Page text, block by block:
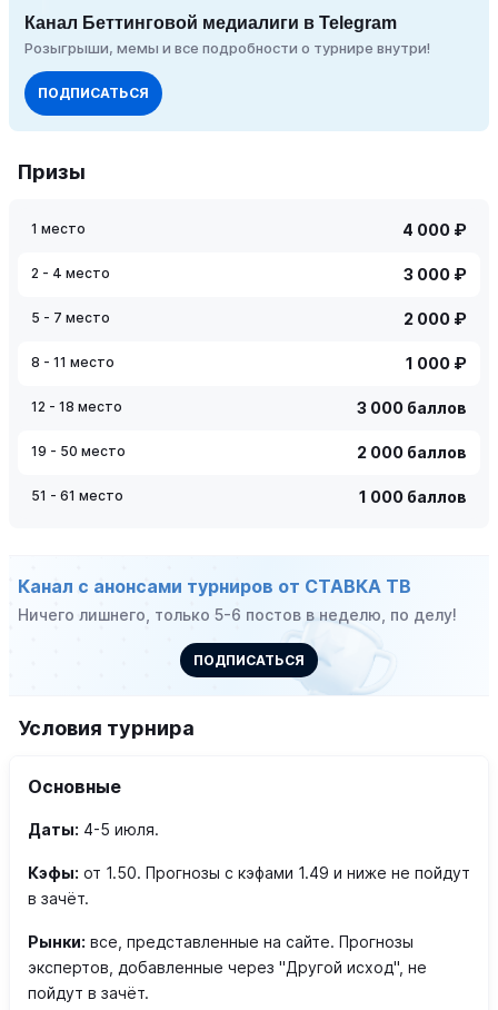
Канал Беттинговой медиалиги в Telegram
Розыгрыши, мемы и все подробности о турнире внутри!
ПОДПИСАТЬСЯ
Призы
1 место 4 000 ₽
2 - 4 место 3 000 ₽
5 - 7 место 2 000 ₽
8 - 11 место 1 000 ₽
12 - 18 место 3 000 баллов
19 - 50 место 2 000 баллов
51 - 61 место 1 000 баллов
Канал с анонсами турниров от СТАВКА ТВ
Ничего лишнего, только 5-6 постов в неделю, по делу!
ПОДПИСАТЬСЯ
Условия турнира
Основные
Даты: 4-5 июля.
Кэфы: от 1.50. Прогнозы с кэфами 1.49 и ниже не пойдут
в зачёт.
Рынки: все, представленные на сайте. Прогнозы
экспертов, добавленные через "Другой исход", не
пойдут в зачёт.